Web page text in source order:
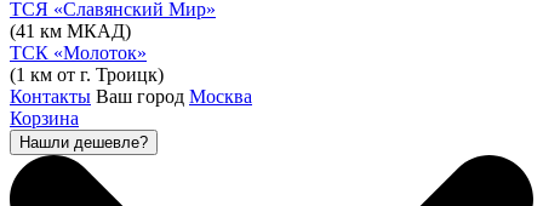
ТСЯ «Славянский Мир»
(41 км МКАД)
ТСК «Молоток»
(1 км от г. Троицк)
Контакты Ваш город Москва
Корзина
Нашли дешевле?